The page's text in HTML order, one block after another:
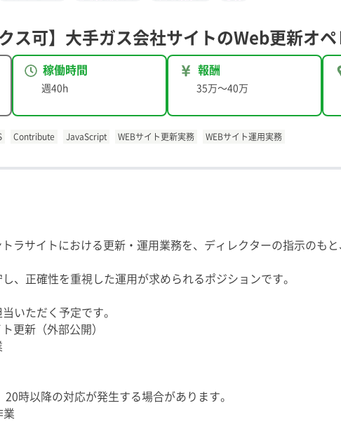
ス可】大手ガス会社サイトのWeb更新オ
稼働時間
週40h
報酬
35万〜40万
Contribute JavaScript WEBサイト更新実務 WEBサイト運用実務
ラサイトにおける更新・運用業務を、ディレクターの指示のも
、正確性を重視した運用が求められるポジションです。
いただく予定です。
更新（外部公開）
時以降の対応が発生する場合があります。
業